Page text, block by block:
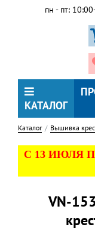
пн - пт:
КАТАЛОГ
Каталог Вышивка
С 13 ИЮЛЯ
VN-